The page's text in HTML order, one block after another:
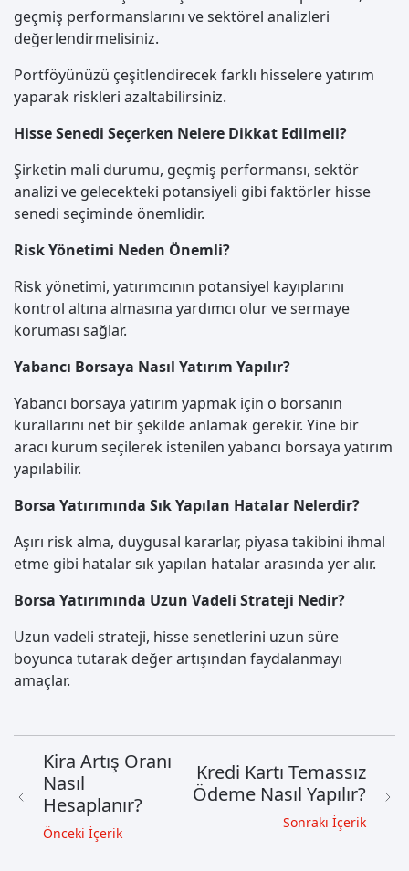
geçmiş performanslarını ve sektörel analizleri
değerlendirmelisiniz.
Portföyünüzü çeşitlendirecek farklı hisselere yatırım
yaparak riskleri azaltabilirsiniz.
Hisse Senedi Seçerken Nelere Dikkat Edilmeli?
Şirketin mali durumu, geçmiş performansı, sektör
analizi ve gelecekteki potansiyeli gibi faktörler hisse
senedi seçiminde önemlidir.
Risk Yönetimi Neden Önemli?
Risk yönetimi, yatırımcının potansiyel kayıplarını
kontrol altına almasına yardımcı olur ve sermaye
koruması sağlar.
Yabancı Borsaya Nasıl Yatırım Yapılır?
Yabancı borsaya yatırım yapmak için o borsanın
kurallarını net bir şekilde anlamak gerekir. Yine bir
aracı kurum seçilerek istenilen yabancı borsaya yatırım
yapılabilir.
Borsa Yatırımında Sık Yapılan Hatalar Nelerdir?
Aşırı risk alma, duygusal kararlar, piyasa takibini ihmal
etme gibi hatalar sık yapılan hatalar arasında yer alır.
Borsa Yatırımında Uzun Vadeli Strateji Nedir?
Uzun vadeli strateji, hisse senetlerini uzun süre
boyunca tutarak değer artışından faydalanmayı
amaçlar.
Kira Artış Oranı
Nasıl
Hesaplanır?
Önceki İçerik
Kredi Kartı Temassız
Ödeme Nasıl Yapılır?
Sonrakı İçerik